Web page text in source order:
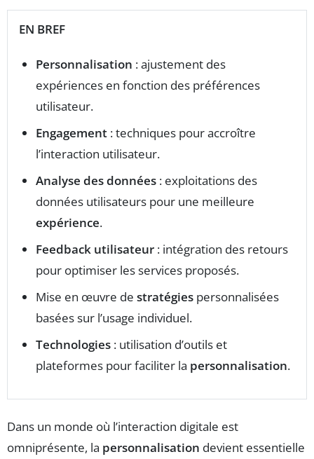
EN BREF
Personnalisation : ajustement des
expériences en fonction des préférences
utilisateur.
Engagement : techniques pour accroître
l’interaction utilisateur.
Analyse des données : exploitations des
données utilisateurs pour une meilleure
expérience.
Feedback utilisateur : intégration des retours
pour optimiser les services proposés.
Mise en œuvre de stratégies personnalisées
basées sur l’usage individuel.
Technologies : utilisation d’outils et
plateformes pour faciliter la personnalisation.
Dans un monde où l’interaction digitale est
omniprésente, la personnalisation devient essentielle